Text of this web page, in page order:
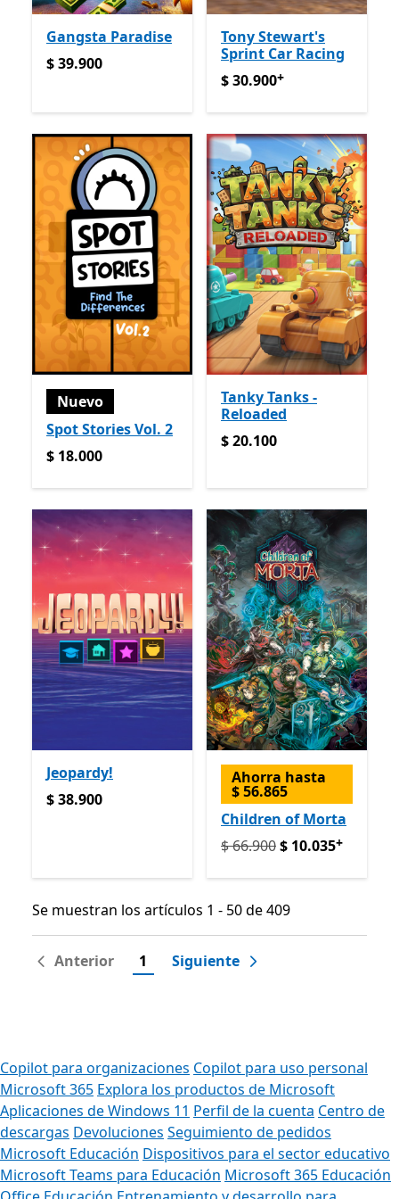
Gangsta Paradise
$ 39.900
$ 39.900
Tony Stewart's
Sprint Car Racing
$ 30.900Ofrece compras
$ 30.900+
Nuevo
Spot Stories Vol. 2
$ 18.000
$ 18.000
Tanky Tanks -
Reloaded
$ 20.100
$ 20.100
Jeopardy!
$ 38.900
$ 38.900
Ahorra hasta
$ 56.865
Children of Morta
Originalmente $ 66.900
$ 66.900$ 10.035+
Se muestran los artículos 1 - 50 de 409
Se muestran los artículos 1 - 50 de 409
Anterior 1 Siguiente
Copilot para organizaciones Copilot para uso personal
Microsoft 365 Explora los productos de Microsoft
Aplicaciones de Windows 11 Perfil de la cuenta Centro de
descargas Devoluciones Seguimiento de pedidos
Microsoft Educación Dispositivos para el sector educativo
Microsoft Teams para Educación Microsoft 365 Educación